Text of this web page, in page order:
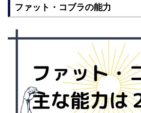
ファット・コブラの能力